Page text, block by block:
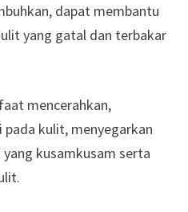
dapat membantu
yang gatal dan terbakar
mencerahkan,
kulit, menyegarkan
kusamkusam serta